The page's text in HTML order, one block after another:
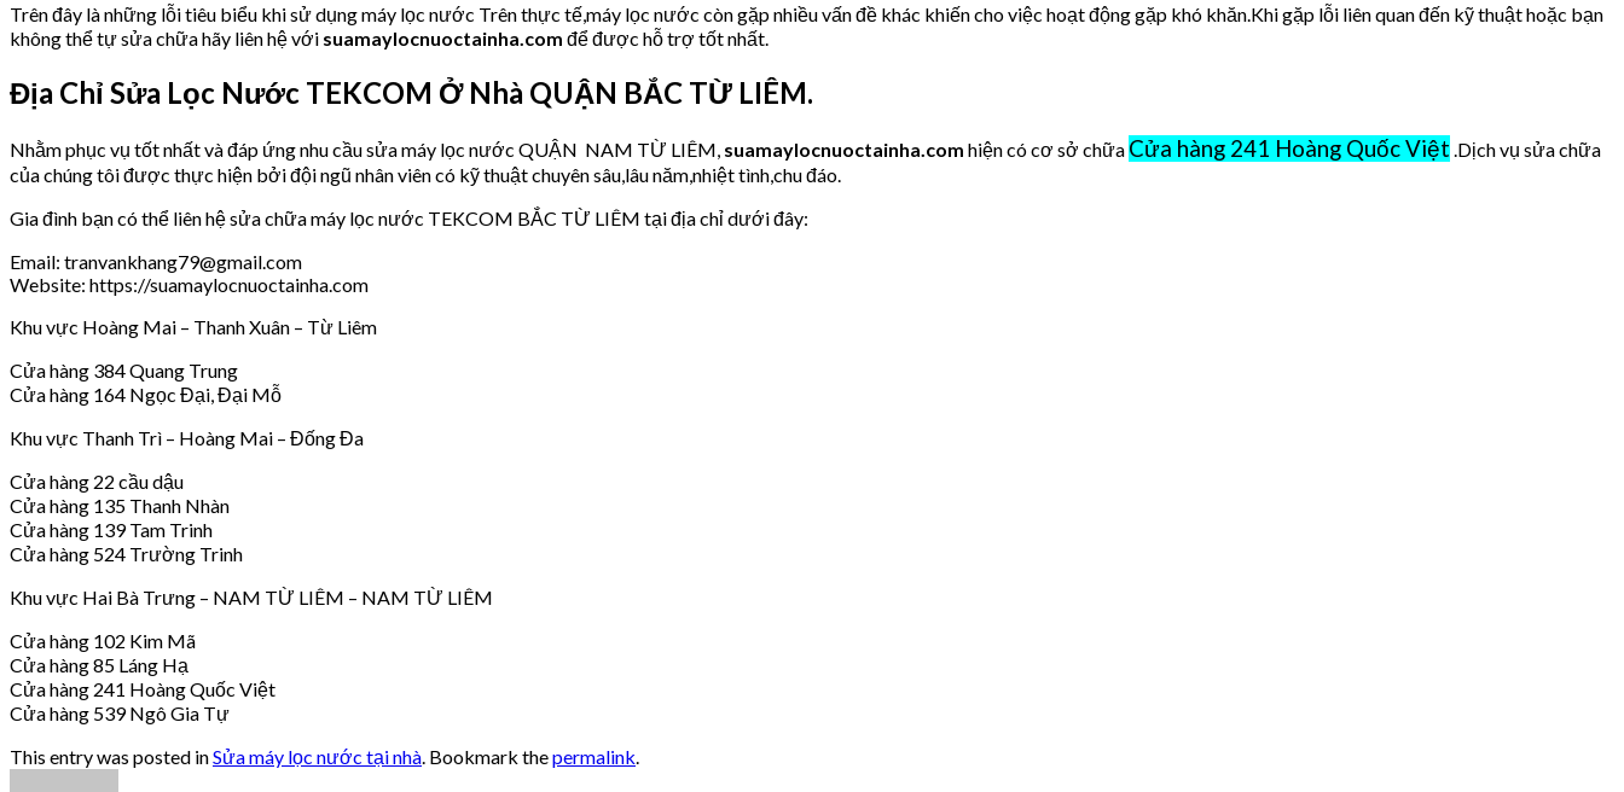
Trên đây là những lỗi tiêu biểu khi sử dụng máy lọc nước Trên thực tế,máy lọc nước còn gặp nhiều vấn đề khác khiến cho việc hoạt động gặp khó khăn.Khi gặp lỗi liên quan đến kỹ thuật hoặc bạn
không thể tự sửa chữa hãy liên hệ với suamaylocnuoctainha.com để được hỗ trợ tốt nhất.
Địa Chỉ Sửa Lọc Nước TEKCOM Ở Nhà QUẬN BẮC TỪ LIÊM.
Nhằm phục vụ tốt nhất và đáp ứng nhu cầu sửa máy lọc nước QUẬN NAM TỪ LIÊM, suamaylocnuoctainha.com hiện có cơ sở chữa Cửa hàng 241 Hoàng Quốc Việt .Dịch vụ sửa chữa
của chúng tôi được thực hiện bởi đội ngũ nhân viên có kỹ thuật chuyên sâu,lâu năm,nhiệt tình,chu đáo.
Gia đình bạn có thể liên hệ sửa chữa máy lọc nước TEKCOM BẮC TỪ LIÊM tại địa chỉ dưới đây:
Email: tranvankhang79@gmail.com
Website: https://suamaylocnuoctainha.com
Khu vực Hoàng Mai – Thanh Xuân – Từ Liêm
Cửa hàng 384 Quang Trung
Cửa hàng 164 Ngọc Đại, Đại Mỗ
Khu vực Thanh Trì – Hoàng Mai – Đống Đa
Cửa hàng 22 cầu dậu
Cửa hàng 135 Thanh Nhàn
Cửa hàng 139 Tam Trinh
Cửa hàng 524 Trường Trinh
Khu vực Hai Bà Trưng – NAM TỪ LIÊM – NAM TỪ LIÊM
Cửa hàng 102 Kim Mã
Cửa hàng 85 Láng Hạ
Cửa hàng 241 Hoàng Quốc Việt
Cửa hàng 539 Ngô Gia Tự
This entry was posted inSửa máy lọc nước tại nhà . Bookmark thepermalink